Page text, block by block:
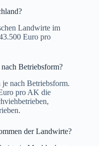
Landwirte im
Euro pro
Betriebsform?
nach Betriebsform.
pro AK die
der Landwirte?